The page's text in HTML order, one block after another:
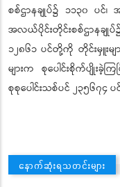
စစ်ဌာနချုပ်၌ ၁၁၃၀ ပင်၊
အလယ်ပိုင်းတိုင်းစစ်ဌာနချုပ်
၁၂၈၆၁ ပင်တို့ကို တိုင်းမှူးမျ
များက စုပေါင်းစိုက်ပျိုး
စုစုပေါင်းသစ်ပင် ၂၃၅၆၇၄
နောက်ဆုံးရသတင်းများ